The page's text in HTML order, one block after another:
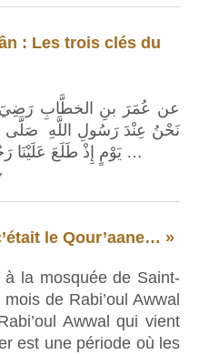
: Les trois clés du
عن عُمَرَ بنِ الخطَّابِ رَضِيَ
نَحْنُ عِنْدَ رَسُولِ اللَّهِ ‏ ‏صَلَّى
يَوْمٍ إِذْ طَلَعَ عَلَيْنَا رَجُلٌ شَدِيدُ بَيَاضِ الثِّيَابِ …
le Qour’aane… »
à la mosquée de Saint-
de Rabi’oul Awwal
Awwal qui vient
est une période où les